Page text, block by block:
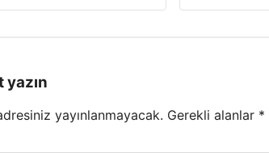
yazın
yayınlanmayacak. Gerekli alanlar *